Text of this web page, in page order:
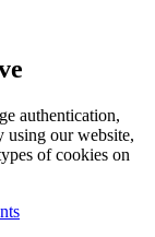
authentication,
using our website,
of cookies on